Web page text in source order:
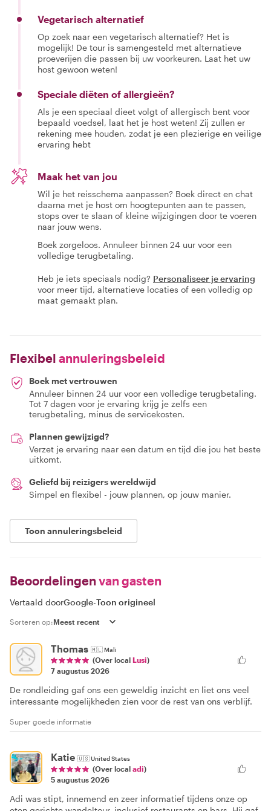
Vegetarisch alternatief
Op zoek naar een vegetarisch alternatief? Het is
mogelijk! De tour is samengesteld met alternatieve
proeverijen die passen bij uw voorkeuren. Laat het uw
host gewoon weten!
Speciale diëten of allergieën?
Als je een speciaal dieet volgt of allergisch bent voor
bepaald voedsel, laat het je host weten! Zij zullen er
rekening mee houden, zodat je een plezierige en veilige
ervaring hebt
Maak het van jou
Wil je het reisschema aanpassen? Boek direct en chat
daarna met je host om hoogtepunten aan te passen,
stops over te slaan of kleine wijzigingen door te voeren
naar jouw wens.
Boek zorgeloos. Annuleer binnen 24 uur voor een
volledige terugbetaling.
Heb je iets speciaals nodig? Personaliseer je ervaring
voor meer tijd, alternatieve locaties of een volledig op
maat gemaakt plan.
Flexibel annuleringsbeleid
Boek met vertrouwen
Annuleer binnen 24 uur voor een volledige terugbetaling.
Tot 7 dagen voor je ervaring krijg je zelfs een
terugbetaling, minus de servicekosten.
Plannen gewijzigd?
Verzet je ervaring naar een datum en tijd die jou het beste
uitkomt.
Geliefd bij reizigers wereldwijd
Simpel en flexibel - jouw plannen, op jouw manier.
Toon annuleringsbeleid
Beoordelingen van gasten
Vertaald doorGoogle-Toon origineel
Sorteren op:
Thomas 🇲🇱Mali
(Over local Lusi)
7 augustus 2026
De rondleiding gaf ons een geweldig inzicht en liet ons veel
interessante mogelijkheden zien voor de rest van ons verblijf.
Super goede informatie
Katie 🇺🇸United States
(Over local adi)
5 augustus 2026
Adi was stipt, innemend en zeer informatief tijdens onze op